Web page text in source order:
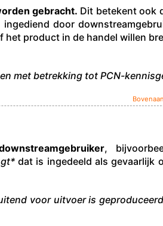
gebracht. Dit betekent ook
door
product in de handel willen
met betrekking tot PCN-
,
dat is ingedeeld als gevaarlijk
voor uitvoer is